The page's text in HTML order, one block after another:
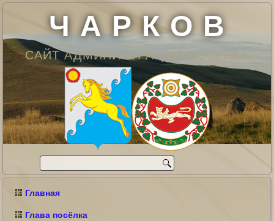
Ч А Р К О В
САЙТ АДМИНИСТРАЦИИ ПОСЁЛКА
Главная
Глава посёлка